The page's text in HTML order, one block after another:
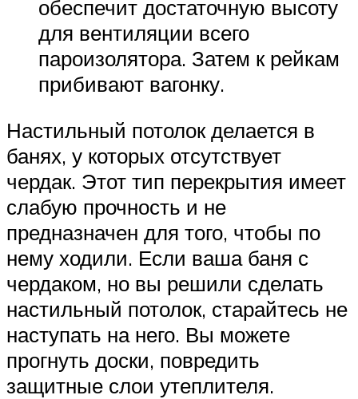
обеспечит достаточную высоту
для вентиляции всего
пароизолятора. Затем к рейкам
прибивают вагонку.
Настильный потолок делается в
банях, у которых отсутствует
чердак. Этот тип перекрытия имеет
слабую прочность и не
предназначен для того, чтобы по
нему ходили. Если ваша баня с
чердаком, но вы решили сделать
настильный потолок, старайтесь не
наступать на него. Вы можете
прогнуть доски, повредить
защитные слои утеплителя.